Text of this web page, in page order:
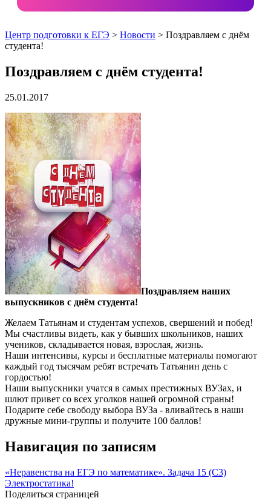
Центр подготовки к ЕГЭ > Новости > Поздравляем с днём
студента!
Поздравляем с днём студента!
25.01.2017
Поздравляем наших
выпускников с днём студента!
Желаем Татьянам и студентам успехов, свершений и побед!
Мы счастливы видеть, как у бывших школьников, наших
учеников, складывается новая, взрослая, жизнь.
Наши интенсивы, курсы и бесплатные материалы помогают
каждый год тысячам ребят встречать Татьянин день с
гордостью!
Наши выпускники учатся в самых престижных ВУЗах, и
шлют привет со всех уголков нашей огромной страны!
Подарите себе свободу выбора ВУЗа - вливайтесь в наши
дружные мини-группы и получите 100 баллов!
Навигация по записям
«Неравенства на ЕГЭ по математике». Задача 15 (С3)
Электростатика!
Поделиться страницей